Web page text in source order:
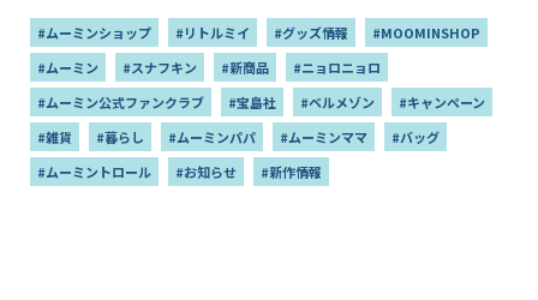
#ムーミンショップ #リトルミイ #グッズ情報
#MOOMINSHOP
#ムーミン
#スナフキン #新商品
#ニョロニョロ
#ムーミン公式ファンクラブ
#宝島社 #ベルメゾン
#キャンペーン
#雑貨
#暮らし #ムーミンパパ #ムーミンママ
#バッグ
#ムーミントロール
#お知らせ #新作情報